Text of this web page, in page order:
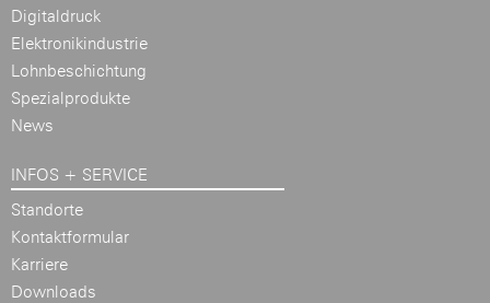
Digitaldruck
Elektronikindustrie
Lohnbeschichtung
Spezialprodukte
News
INFOS + SERVICE
Standorte
Kontaktformular
Karriere
Downloads